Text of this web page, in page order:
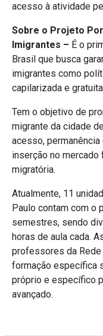
acesso à atividade
Sobre o Projeto
Imigrantes – É o
Brasil que busca
imigrantes como
capilarizada e
Tem o objetivo de
migrante da cidade
acesso,
inserção no mercado
migratória.
Atualmente, 11
Paulo contam com o
semestres, sendo
horas de aula cada.
professores da Rede
formação específica
próprio e específico
avançado.